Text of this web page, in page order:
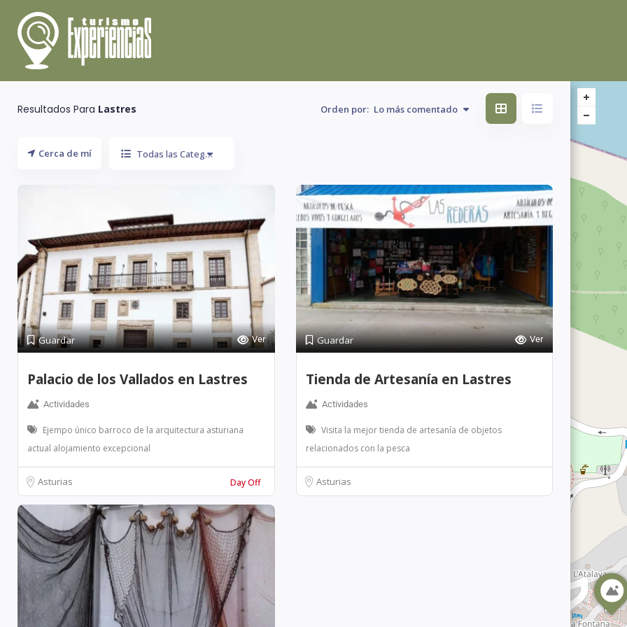
Resultados Para Lastres Orden por: Lo más comentado
Cerca de mí Todas las Categoría
Guardar Ver
Palacio de los Vallados en Lastres
Actividades
Ejempo único barroco de la arquitectura asturiana
actual alojamiento excepcional
Asturias Day Off
Guardar Ver
Tienda de Artesanía en Lastres
Actividades
Visita la mejor tienda de artesanía de objetos
relacionados con la pesca
Asturias